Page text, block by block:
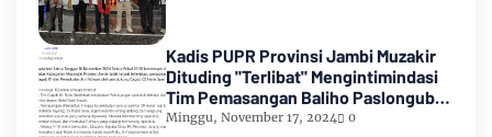
Kadis PUPR Provinsi Jambi Muzakir
Dituding "Terlibat" Mengintimindasi
Tim Pemasangan Baliho Paslongub
Romi-Sudirman
Minggu, November 17, 2024 0